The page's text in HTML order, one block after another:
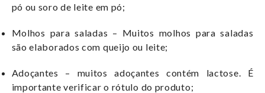
pó ou soro de leite em pó;
Molhos para saladas – Muitos molhos para saladas
são elaborados com queijo ou leite;
Adoçantes – muitos adoçantes contém lactose. É
importante verificar o rótulo do produto;